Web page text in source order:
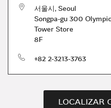
서울시, Seoul
Songpa-gu 300
Tower Store
8F
Teléfono+82 2-3213-3763
LOCALIZAR